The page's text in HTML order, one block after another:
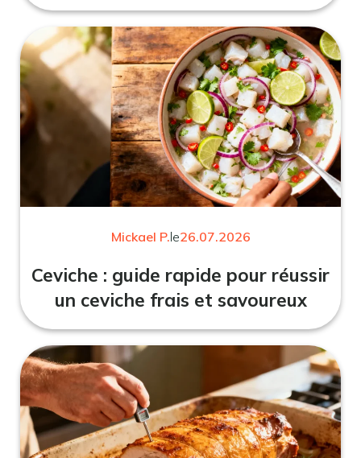
Mickael P.le26.07.2026
Ceviche : guide rapide pour réussir
un ceviche frais et savoureux